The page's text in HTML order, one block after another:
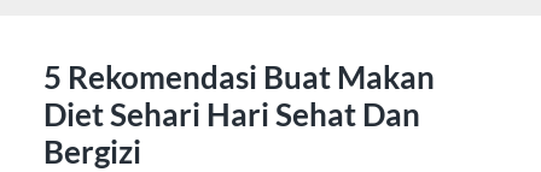
5 Rekomendasi Buat Makan
Diet Sehari Hari Sehat Dan
Bergizi